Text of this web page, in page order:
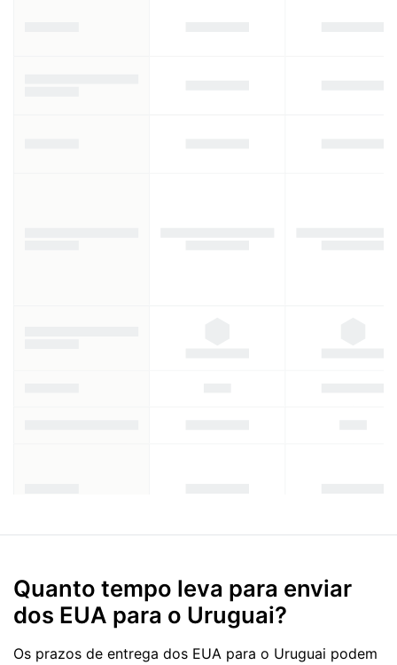
Quanto tempo leva para enviar
dos EUA para o Uruguai?
Os prazos de entrega dos EUA para o Uruguai podem